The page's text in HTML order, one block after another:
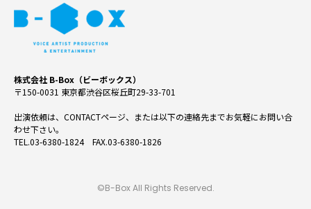
株式会社 B-Box（ビーボックス）
〒150-0031 東京都渋谷区桜丘町29-33-701
出演依頼は、CONTACTページ、または以下の連絡先までお気軽にお問い合
わせ下さい。
TEL.03-6380-1824 FAX.03-6380-1826
©B-Box All Rights Reserved.